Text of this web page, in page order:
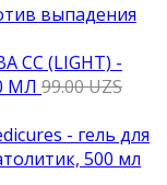
выпадения
(LIGHT) -
МЛ 99.00UZS
- гель для
500 мл